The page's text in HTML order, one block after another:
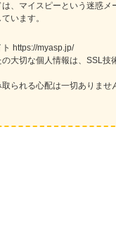
、マイスピーという迷惑メ
います。
https://myasp.jp/
大切な個人情報は、SSL技
られる心配は一切ありませ